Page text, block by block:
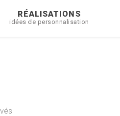
RÉALISATIONS
idées de personnalisation